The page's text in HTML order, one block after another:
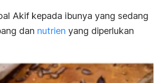
Akif kepada ibunya yang sedang
dan nutrien yang diperlukan